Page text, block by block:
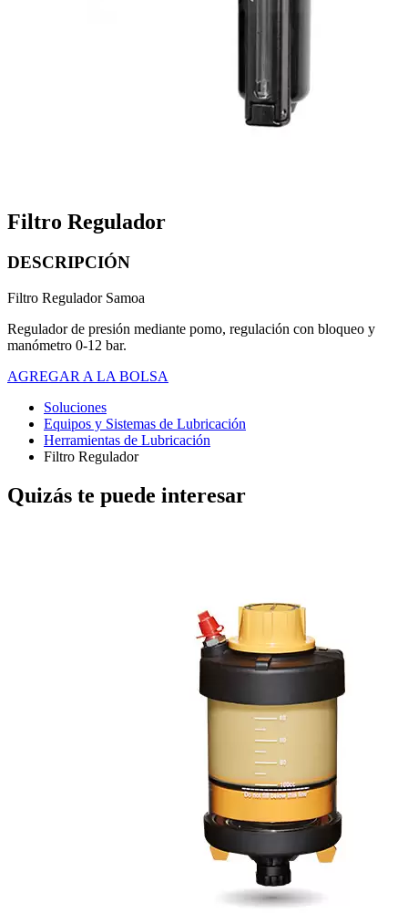
Filtro Regulador
DESCRIPCIÓN
Filtro Regulador Samoa
Regulador de presión mediante pomo, regulación con bloqueo y
manómetro 0-12 bar.
AGREGAR A LA BOLSA
Soluciones
Equipos y Sistemas de Lubricación
Herramientas de Lubricación
Filtro Regulador
Quizás te puede interesar